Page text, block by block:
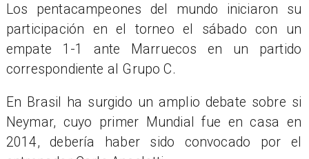
Los pentacampeones del mundo iniciaron su
participación en el torneo el sábado con un
empate 1-1 ante Marruecos en un partido
correspondiente al Grupo C.
En Brasil ha surgido un amplio debate sobre si
Neymar, cuyo primer Mundial fue en casa en
2014, debería haber sido convocado por el